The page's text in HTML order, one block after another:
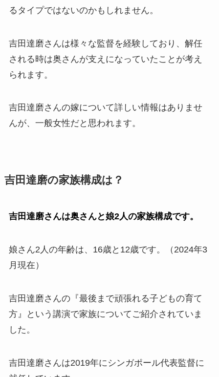
るタイプではないのかもしれません。
吉田達磨さんは様々な監督を経験しており、解任
される時は奥さんが支えになっていたことが考え
られます。
吉田達磨さんの嫁について詳しい情報はありませ
んが、一般女性だと思われます。
吉田達磨の家族構成は？
吉田達磨さんは奥さんと娘2人の家族構成です。
娘さん2人の年齢は、16歳と12歳です。（2024年3
月現在）
吉田達磨さんの『最後まで頑張れる子どもの育て
方』という講演で家族についてご紹介されていま
した。
吉田達磨さんは2019年にシンガポール代表監督に